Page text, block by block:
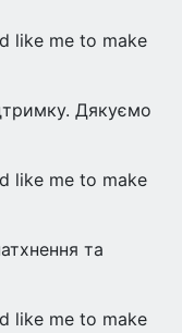
like me to make
Дякуємо
like me to make
та
like me to make